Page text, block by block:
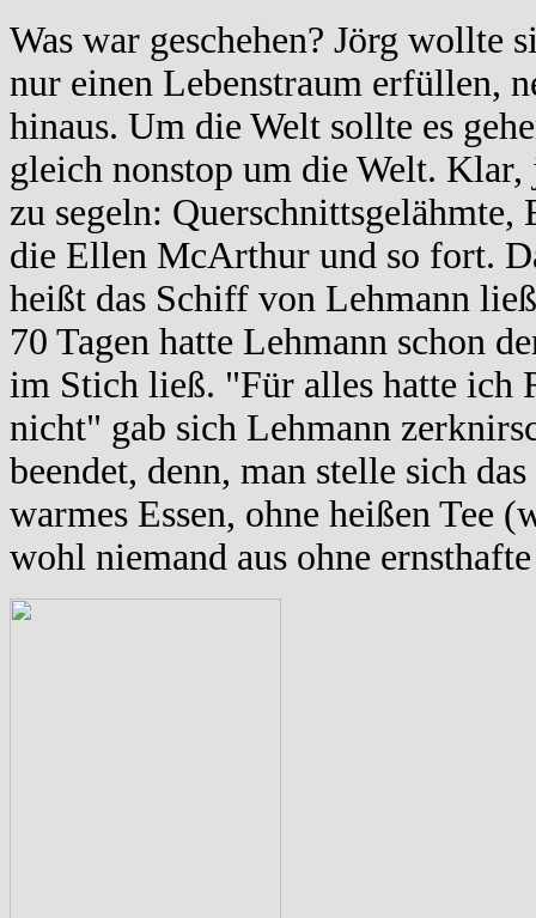
Was war geschehen? Jörg wollte
nur einen Lebenstraum erfüllen,
hinaus. Um die Welt sollte es
gleich nonstop um die Welt.
zu segeln:
die Ellen McArthur und so fort.
heißt das Schiff von Lehmann
70 Tagen hatte Lehmann schon
im Stich ließ. "Für alles hatte ich
nicht" gab sich Lehmann
beendet, denn, man stelle sich
warmes Essen, ohne heißen Tee
wohl niemand aus ohne